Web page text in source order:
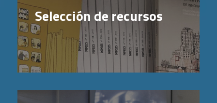
Selección de recursos